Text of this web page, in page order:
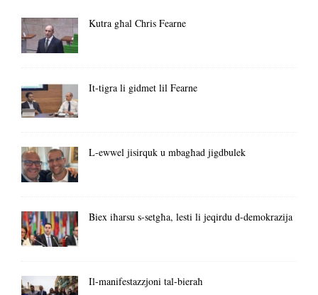
Kutra għal Chris Fearne
It-tigra li gidmet lil Fearne
L-ewwel jisirquk u mbagħad jigdbulek
Biex iħarsu s-setgħa, lesti li jeqirdu d-demokrazija
Il-manifestazzjoni tal-bieraħ